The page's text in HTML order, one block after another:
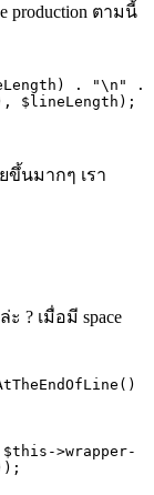
production ตามนี้
. "\n" .
$lineLength);
ขึ้นมากๆ เรา
? เมื่อมี space
>wrapper-